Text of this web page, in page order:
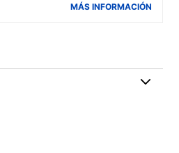
MÁS INFORMACIÓN